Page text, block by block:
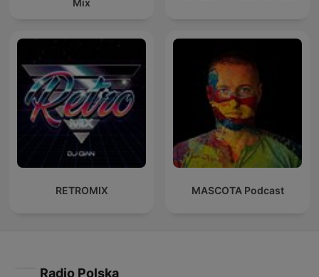
RETROMIX MASCOTA Podcast
Radio Polska